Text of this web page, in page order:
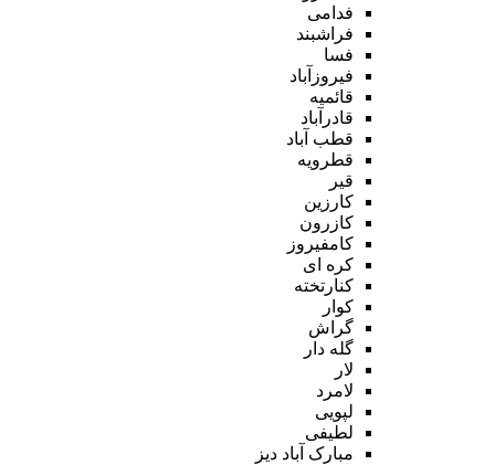
فدامی
فراشبند
فسا
فیروزآباد
قائمیه
قادرآباد
قطب آباد
قطرویه
قیر
کارزین
کازرون
کامفیروز
کره ای
کنارتخته
کوار
گراش
گله دار
لار
لامرد
لپویی
لطیفی
مبارک آباد دیز